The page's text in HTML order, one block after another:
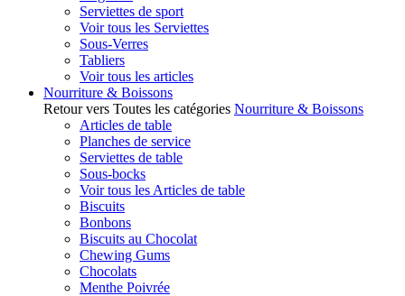
Serviettes de sport
Voir tous les Serviettes
Sous-Verres
Tabliers
Voir tous les articles
Nourriture & Boissons
Retour vers Toutes les catégories Nourriture & Boissons
Articles de table
Planches de service
Serviettes de table
Sous-bocks
Voir tous les Articles de table
Biscuits
Bonbons
Biscuits au Chocolat
Chewing Gums
Chocolats
Menthe Poivrée